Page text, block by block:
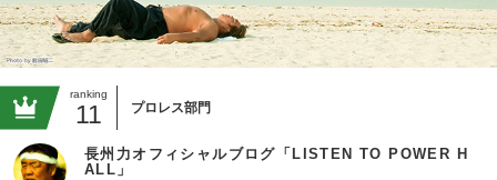
ranking
11 プロレス部門
長州力オフィシャルブログ「LISTEN TO POWER H
ALL」